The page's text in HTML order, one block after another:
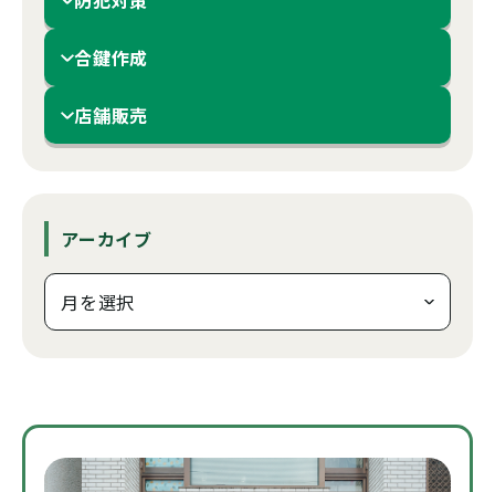
合鍵作成
店舗販売
アーカイブ